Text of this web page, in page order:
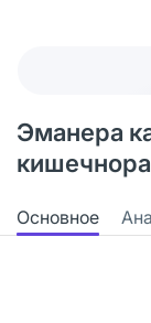
Эманера
Основное